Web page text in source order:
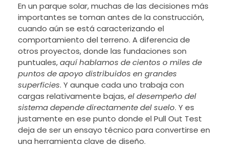
En un parque solar, muchas de las decisiones más
importantes se toman antes de la construcción,
cuando aún se está caracterizando el
comportamiento del terreno. A diferencia de
otros proyectos, donde las fundaciones son
puntuales,aquí hablamos de cientos o miles de
puntos de apoyo distribuidos en grandes
superficies. Y aunque cada uno trabaja con
cargas relativamente bajas,el desempeño del
sistema depende directamente del suelo. Y es
justamente en ese punto donde el Pull Out Test
deja de ser un ensayo técnico para convertirse en
una herramienta clave de diseño.